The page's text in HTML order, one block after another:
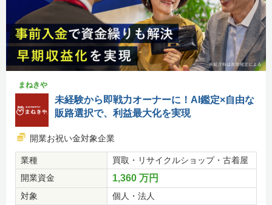
まねきや
未経験から即戦力オーナーに！AI鑑定×自由な
販路選択で、利益最大化を実現
開業お祝い金対象企業
業種
買取・リサイクルショップ・古着屋
開業資金
1,360 万円
対象 個人・法人